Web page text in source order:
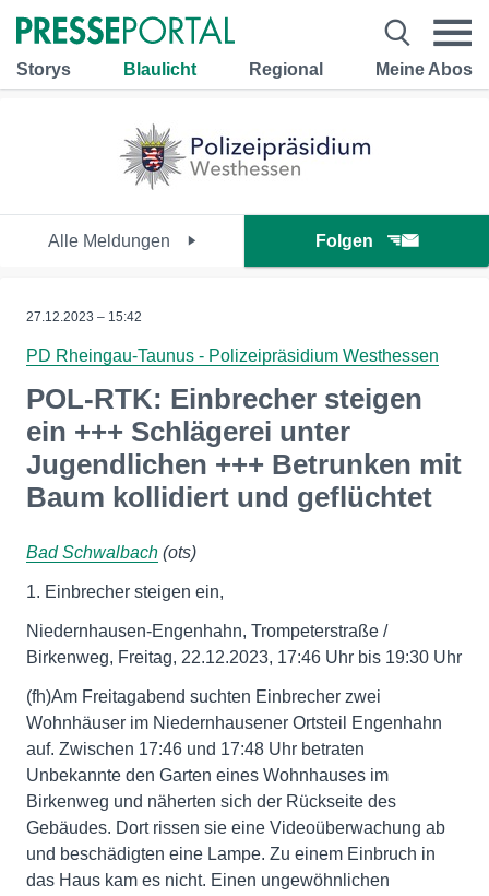
Storys Blaulicht Regional Meine Abos
Alle Meldungen Folgen
27.12.2023 – 15:42
PD Rheingau-Taunus - Polizeipräsidium Westhessen
POL-RTK: Einbrecher steigen
ein +++ Schlägerei unter
Jugendlichen +++ Betrunken mit
Baum kollidiert und geflüchtet
Bad Schwalbach (ots)
1. Einbrecher steigen ein,
Niedernhausen-Engenhahn, Trompeterstraße /
Birkenweg, Freitag, 22.12.2023, 17:46 Uhr bis 19:30 Uhr
(fh)Am Freitagabend suchten Einbrecher zwei
Wohnhäuser im Niedernhausener Ortsteil Engenhahn
auf. Zwischen 17:46 und 17:48 Uhr betraten
Unbekannte den Garten eines Wohnhauses im
Birkenweg und näherten sich der Rückseite des
Gebäudes. Dort rissen sie eine Videoüberwachung ab
und beschädigten eine Lampe. Zu einem Einbruch in
das Haus kam es nicht. Einen ungewöhnlichen